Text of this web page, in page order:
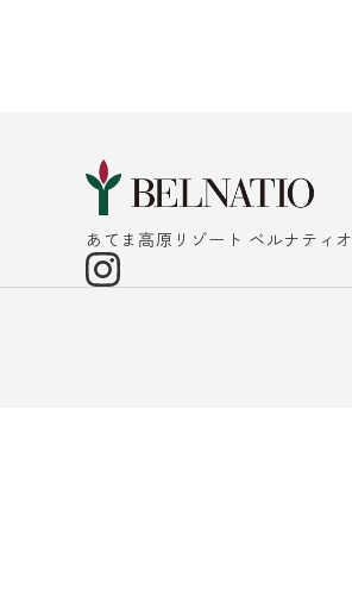
あてま高原リゾート ベルナティオ